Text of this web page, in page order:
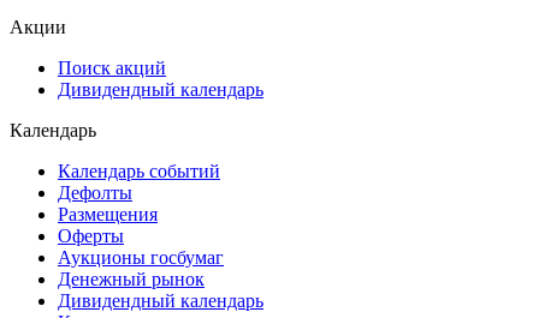
Акции
Поиск акций
Дивидендный календарь
Календарь
Календарь событий
Дефолты
Размещения
Оферты
Аукционы госбумаг
Денежный рынок
Дивидендный календарь